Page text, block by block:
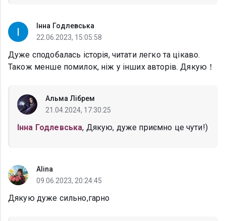
Інна Годлевська
22.06.2023, 15:05:58
Дуже сподобалась історія, читати легко та цікаво.
Також менше помилок, ніж у інших авторів. Дякую！
Альма Лібрем
21.04.2024, 17:30:25
Інна Годлевська, Дякую, дуже приємно це чути!)
Alina
09.06.2023, 20:24:45
Дякую дуже сильно,гарно